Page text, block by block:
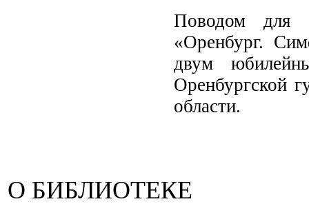
Поводом для
«Оренбург.
двум
Оренбургской
области.
О БИБЛИОТЕКЕ